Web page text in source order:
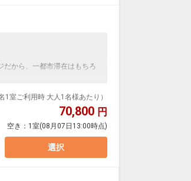
だから、一都市滞在はもちろ
ル50%貯まります。
予約）が可能なプランもござ
1室ご利用時 大人1名様あたり）
70,800 円
空き： 1室(08月07日13:00時点)
選択